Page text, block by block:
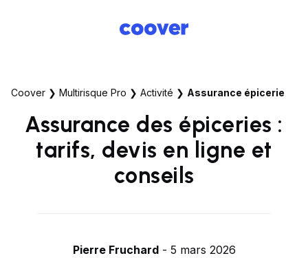
Coover ❯ Multirisque Pro ❯ Activité ❯ Assurance épicerie
Assurance des épiceries :
tarifs, devis en ligne et
conseils
Pierre Fruchard- 5 mars 2026